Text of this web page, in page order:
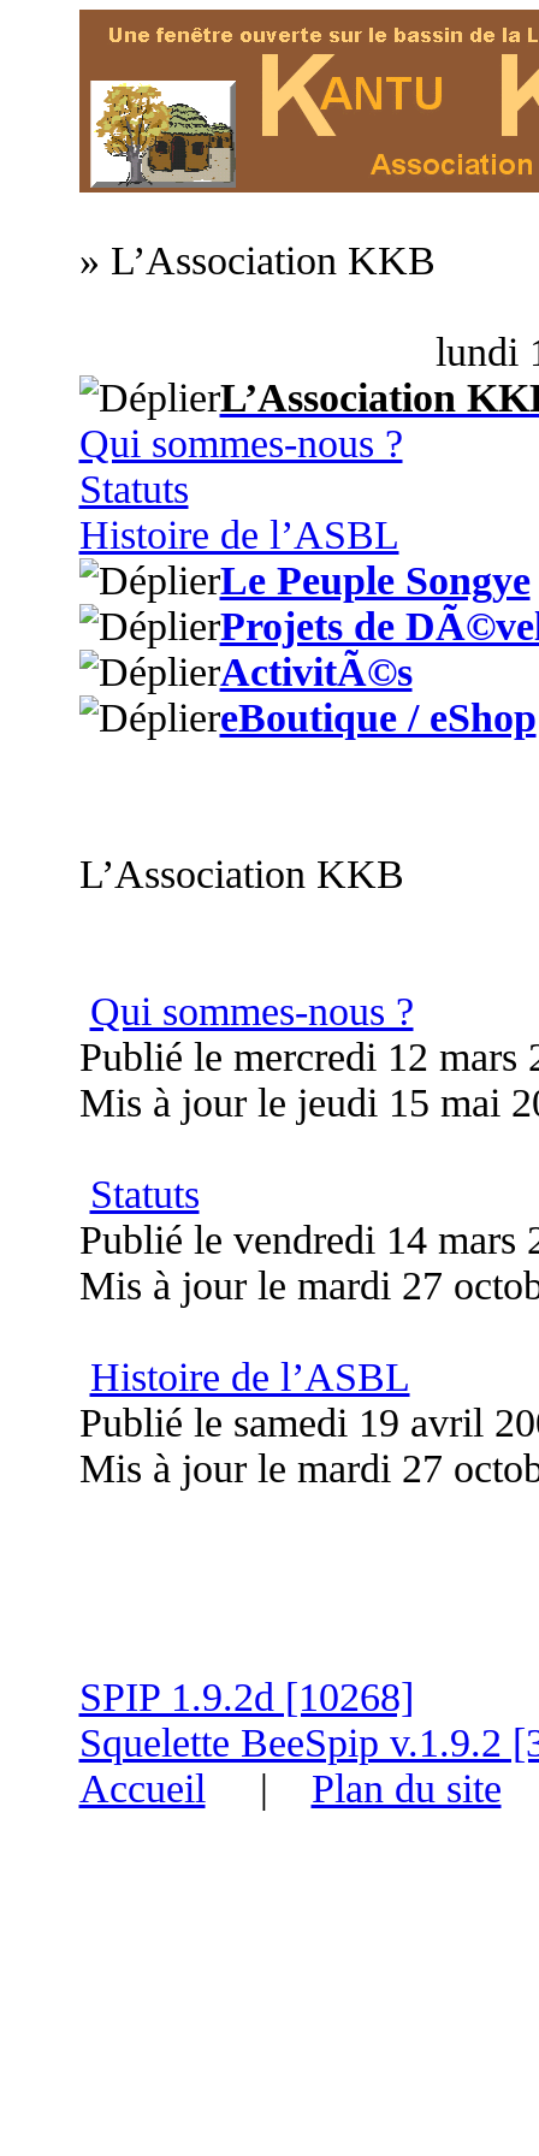
» L’Association KKB
lundi
L’Association
Qui sommes-nous ?
Statuts
Histoire de l’ASBL
Le Peuple Songye
Projets de
ActivitÃ©s
eBoutique / eShop
L’Association KKB
Qui sommes-nous ?
Publié le mercredi 12 mars
Mis à jour le jeudi 15 mai
Statuts
Publié le vendredi 14 mars
Mis à jour le mardi 27
Histoire de l’ASBL
Publié le samedi 19 avril
Mis à jour le mardi 27
SPIP 1.9.2d [10268]
Squelette BeeSpip v.1.9.2
Accueil | Plan du site